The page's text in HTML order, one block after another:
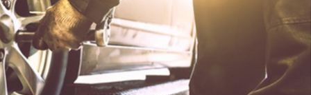
správného poutání
autosedačky
stručně o autosedačkách
Zabavte děti na cestách
překvapivé rady pro